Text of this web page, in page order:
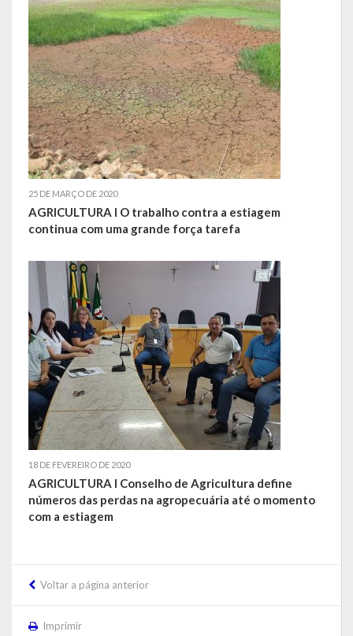
Legislação
Portarias | Atos Administrativos
Aluno | Discente
Saneamento Básico
Execução do Orçamento
Gestão Fiscal
RPPS – Regime Próprio de Previdência do Servidor
RREO
Balanço Anual
Parecer Prévio TCE
Prestação de Contas
Editais de Licitações (2014-2024)
Acesso à Informação
Portal da Transparência
SIC -Serviço de Informação do Cidadão
25 DE MARÇO DE 2020
AGRICULTURA I O trabalho contra a estiagem
continua com uma grande força tarefa
18 DE FEVEREIRO DE 2020
AGRICULTURA I Conselho de Agricultura define
números das perdas na agropecuária até o momento
com a estiagem
Voltar a página anterior
Imprimir